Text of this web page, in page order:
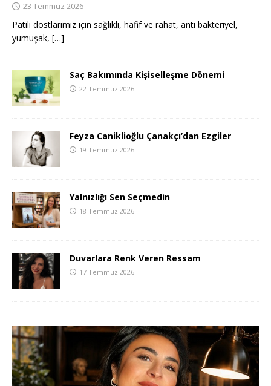
23 Temmuz 2026
Patili dostlarımız için sağlıklı, hafif ve rahat, anti bakteriyel,
yumuşak, […]
Saç Bakımında Kişiselleşme Dönemi
22 Temmuz 2026
Feyza Caniklioğlu Çanakçı’dan Ezgiler
19 Temmuz 2026
Yalnızlığı Sen Seçmedin
18 Temmuz 2026
Duvarlara Renk Veren Ressam
17 Temmuz 2026